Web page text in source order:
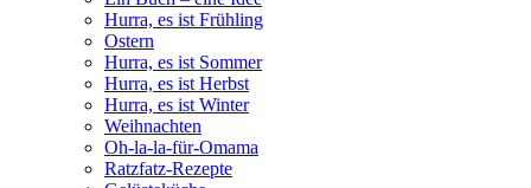
Hurra, es ist Frühling
Ostern
Hurra, es ist Sommer
Hurra, es ist Herbst
Hurra, es ist Winter
Weihnachten
Oh-la-la-für-Omama
Ratzfatz-Rezepte